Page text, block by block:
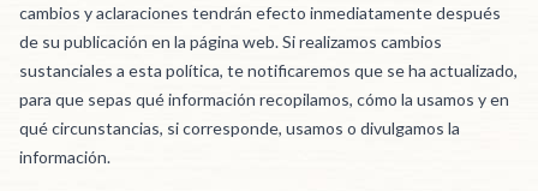
cambios y aclaraciones tendrán efecto inmediatamente después
de su publicación en la página web. Si realizamos cambios
sustanciales a esta política, te notificaremos que se ha actualizado,
para que sepas qué información recopilamos, cómo la usamos y en
qué circunstancias, si corresponde, usamos o divulgamos la
información.